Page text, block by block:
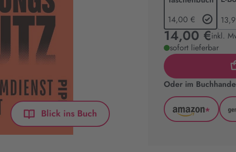
Blick ins Buch
14,00 €
14,00 €inkl.
sofort lieferbar
Oder im
Amazon
*